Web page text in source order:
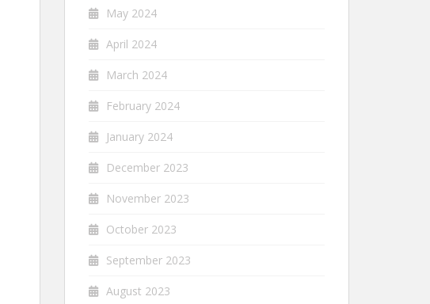
May 2024
April 2024
March 2024
February 2024
January 2024
December 2023
November 2023
October 2023
September 2023
August 2023